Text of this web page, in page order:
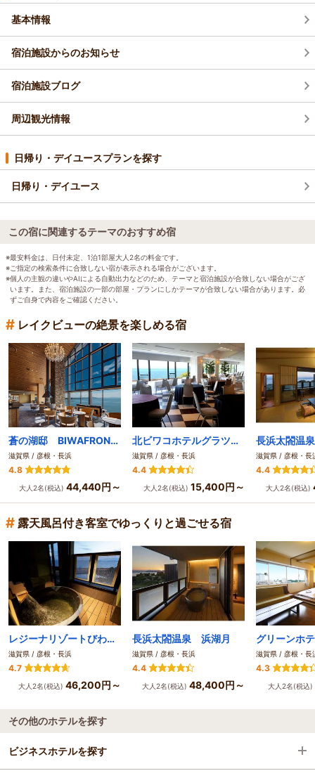
基本情報
宿泊施設からのお知らせ
宿泊施設ブログ
周辺観光情報
日帰り・デイユースプランを探す
日帰り・デイユース
この宿に関連するテーマのおすすめ宿
※最安料金は、日付未定、1泊1部屋大人2名の料金です。
※ご指定の検索条件に合致しない宿が表示される場合がございます。
※個人の主観の違いやAIによる自動出力などのため、テーマと宿泊施設が合致しない場合がござ
います。また、宿泊施設の一部の部屋・プランにしかテーマが合致しない場合があります。必
ずご自身で内容をご確認ください。
# レイクビューの絶景を楽しめる宿
蒼の湖邸 BIWAFRONT HIKONE(ビワフロント彦根 23年8月20日開業)
滋賀県 / 彦根・長浜
4.8
大人2名(税込) 44,440円～
北ビワコホテルグラツィエ
滋賀県 / 彦根・長浜
4.4
大人2名(税込) 15,400円～
長浜太閤温
滋賀県 / 彦根・長
4.4
大人2名(税込)
# 露天風呂付き客室でゆっくりと過ごせる宿
レジーナリゾートびわ湖長浜
滋賀県 / 彦根・長浜
4.7
大人2名(税込) 46,200円～
長浜太閤温泉 浜湖月
滋賀県 / 彦根・長浜
4.4
大人2名(税込) 48,400円～
滋賀県 / 彦根・長
4.3
大人2名(税込)
その他のホテルを探す
ビジネスホテルを探す